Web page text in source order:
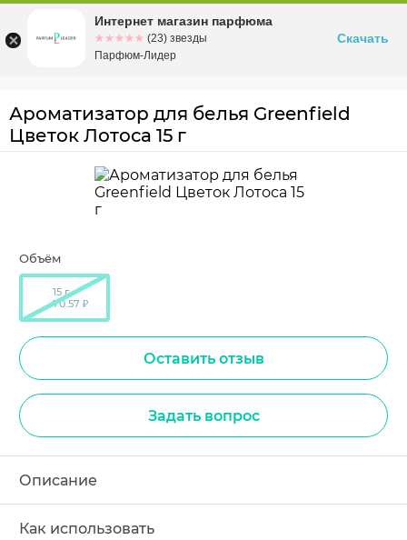
Омскул. Заозерная, 11, к. 1
Ароматизатор для белья Greenfield
Цветок Лотоса 15 г
Объём
15 г
70.57 ₽
Оставить отзыв
Задать вопрос
Описание
Как использовать
Интернет магазин парфюма
☆☆☆☆☆
★★★★★ (23) звезды
Парфюм-Лидер
Скачать